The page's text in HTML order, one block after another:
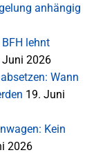
anhängig
lehnt
Juni 2026
Wann
19. Juni
Kein
2026